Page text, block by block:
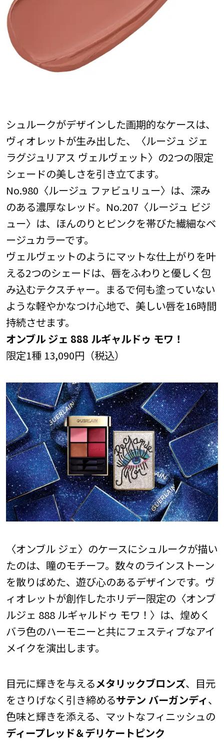
シュルークがデザインした画期的なケースは、
ヴィオレットが生み出した、〈ルージュ ジェ
ラグジュリアス ヴェルヴェット〉の2つの限定
シェードの美しさを引き立てます。
No.980〈ルージュ ファビュリュー〉は、深み
のある濃厚なレッド。No.207〈ルージュ ビジ
ュー〉は、ほんのりとピンクを帯びた繊細なベ
ージュカラーです。
ヴェルヴェットのようにマットな仕上がりを叶
える2つのシェードは、唇をふわりと優しく包
み込むテクスチャー。まるで何も塗っていない
ような軽やかなつけ心地で、美しい唇を16時間
持続させます。
オンブル ジェ 888 ルギャルドゥ モワ！
限定1種 13,090円（税込）
〈オンブル ジェ〉のケースにシュルークが描い
たのは、瞳のモチーフ。数々のラインストーン
を散りばめた、遊び心のあるデザインです。ヴ
ィオレットが創作したホリデー限定の〈オンブ
ルジェ 888 ルギャルドゥ モワ！〉は、煌めく
バラ色のハーモニーと共にフェスティブなアイ
メイクを演出します。
目元に輝きを与えるメタリックブロンズ、目元
をさりげなく引き締めるサテン バーガンディ、
色味と輝きを添える、マットなフィニッシュの
ディープレッド＆デリケートピンク